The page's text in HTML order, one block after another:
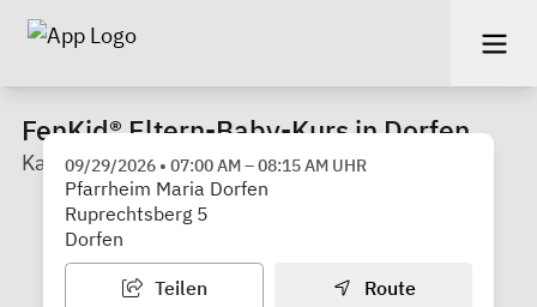
FenKid® Eltern-Baby-Kurs in Dorfen
Katholisches Bildungswerk Erding
09/29/2026 • 07:00 AM–08:15 AM UHR
Pfarrheim Maria Dorfen
Ruprechtsberg 5
Dorfen
Teilen Route